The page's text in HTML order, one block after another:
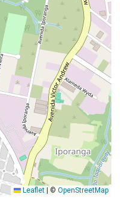
Leaflet © OpenStreetMap